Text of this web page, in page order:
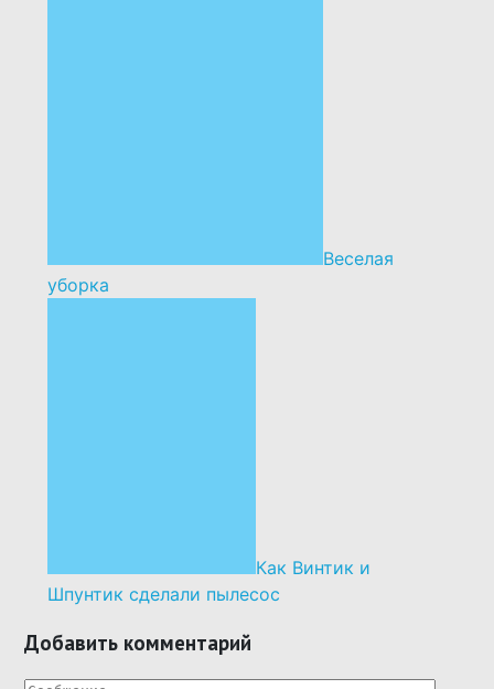
Веселая
уборка
Как Винтик и
Шпунтик сделали пылесос
Добавить комментарий